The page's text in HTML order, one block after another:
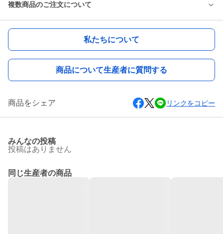
複数商品のご注文について
私たちについて
商品について生産者に質問する
商品をシェア リンクをコピー
みんなの投稿
投稿はありません
同じ生産者の商品